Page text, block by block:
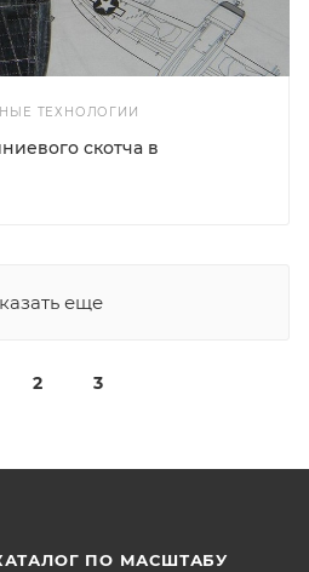
ТЕХНОЛОГИИ
скотча в
еще
2 3
ПО МАСШТАБУ